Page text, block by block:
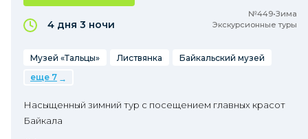
№449•Зима
Экскурсионные туры
4 дня 3 ночи
Музей «Тальцы» Листвянка
Байкальский музей
еще 7
Насыщенный зимний тур с посещением главных красот
Байкала